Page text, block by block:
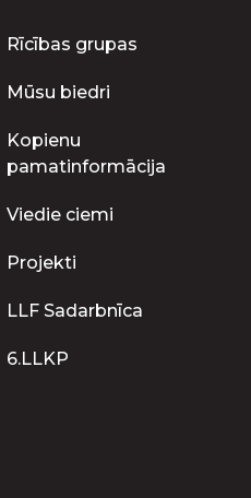
Rīcības grupas
Mūsu biedri
Kopienu
pamatinformācija
Viedie ciemi
Projekti
LLF Sadarbnīca
6.LLKP